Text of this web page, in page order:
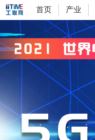
首页 产业